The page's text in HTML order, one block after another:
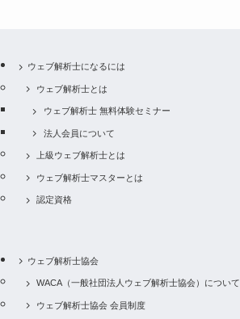
ウェブ解析士になるには
ウェブ解析士とは
ウェブ解析士 無料体験セミナー
法人会員について
上級ウェブ解析士とは
ウェブ解析士マスターとは
認定資格
ウェブ解析士協会
WACA（一般社団法人ウェブ解析士協会）について
ウェブ解析士協会 会員制度